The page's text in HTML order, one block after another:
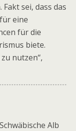
sei, dass das
eine
für die
biete.
nutzen“,
Alb